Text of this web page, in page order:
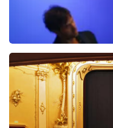
Ilse DeLange
BEKIJKEN